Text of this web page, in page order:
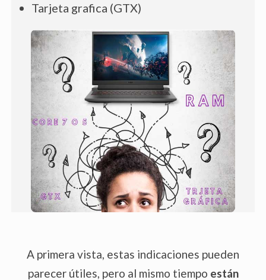
Tarjeta grafica (GTX)
A primera vista, estas indicaciones pueden
parecer útiles, pero al mismo tiempo están